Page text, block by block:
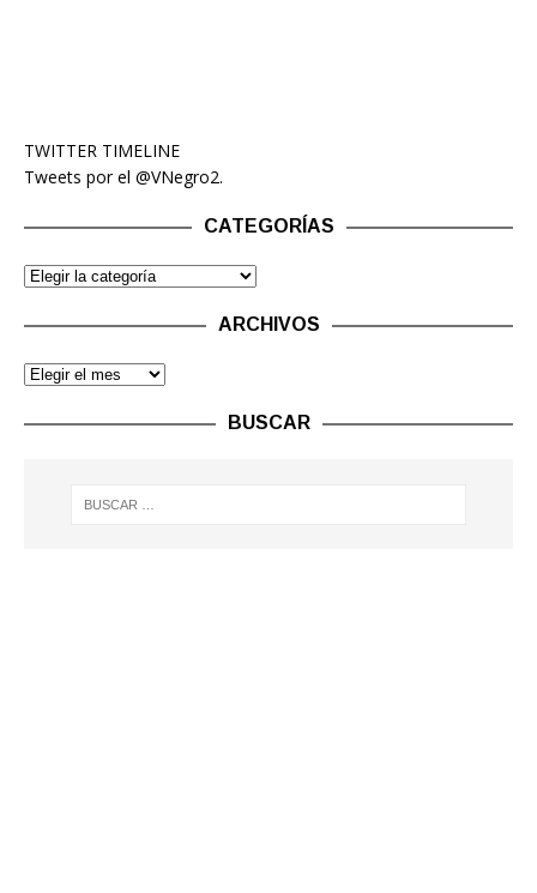
TWITTER TIMELINE
Tweets por el @VNegro2.
CATEGORÍAS
ARCHIVOS
BUSCAR